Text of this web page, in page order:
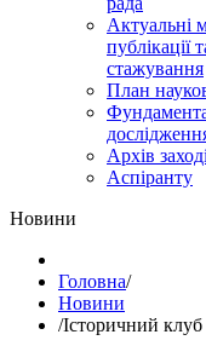
Актуальні
публікації
стажування
План
Архів
Аспіранту
Hовини
Головна/
Hовини
/Історичний